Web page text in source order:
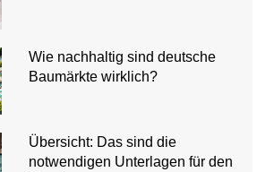
Wie nachhaltig sind deutsche
Baumärkte wirklich?
Übersicht: Das sind die
notwendigen Unterlagen für den